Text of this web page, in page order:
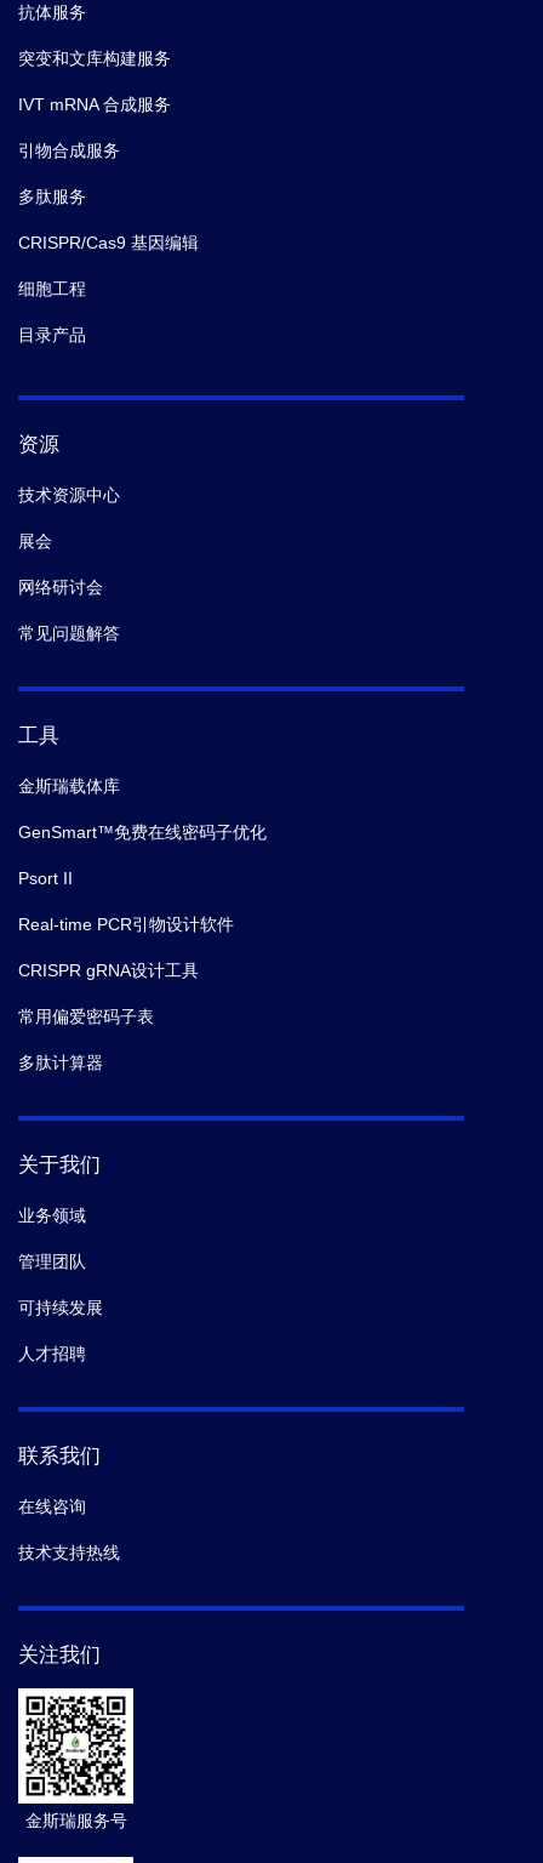
抗体服务
突变和文库构建服务
IVT mRNA 合成服务
引物合成服务
多肽服务
CRISPR/Cas9 基因编辑
细胞工程
目录产品
资源
技术资源中心
展会
网络研讨会
常见问题解答
工具
金斯瑞载体库
GenSmart™免费在线密码子优化
Psort II
Real-time PCR引物设计软件
CRISPR gRNA设计工具
常用偏爱密码子表
多肽计算器
关于我们
业务领域
管理团队
可持续发展
人才招聘
联系我们
在线咨询
技术支持热线
关注我们
金斯瑞服务号